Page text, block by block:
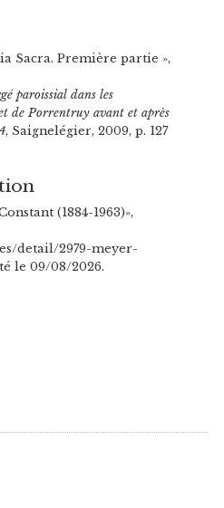
Sacra. Première partie »,
paroissial dans les
de Porrentruy avant et après
, Saignelégier, 2009, p. 127
(1884-1963)»,
detail/2979-meyer-
le 09/08/2026.